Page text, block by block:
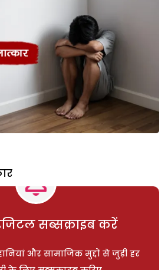
सब्सक्राइब करें
और सामाजिक मुद्दों से जुड़ी हर